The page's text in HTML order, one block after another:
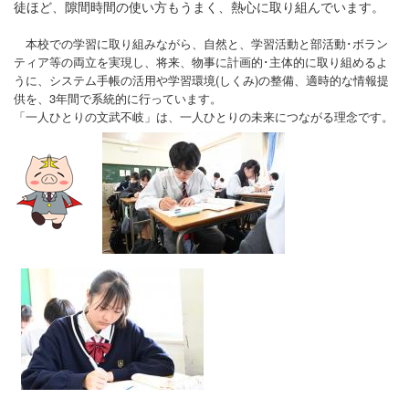
徒ほど、隙間時間の使い方もうまく、熱心に取り組んでいます。
本校での学習に取り組みながら、自然と、学習活動と部活動･ボラン
ティア等の両立を実現し、将来、物事に計画的･主体的に取り組めるよ
うに、システム手帳の活用や学習環境(しくみ)の整備、適時的な情報提
供を、3年間で系統的に行っています。
「一人ひとりの文武不岐」は、一人ひとりの未来につながる理念です。